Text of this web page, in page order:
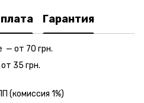
Гарантия
— от 70 грн.
35 грн.
(комиссия 1%)